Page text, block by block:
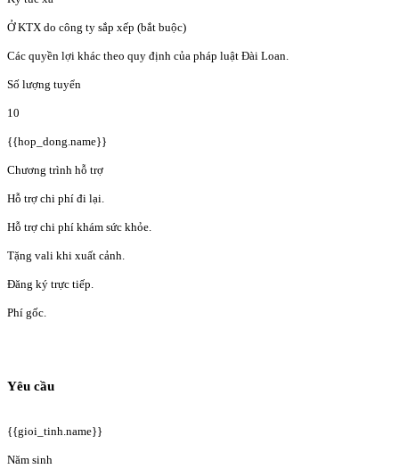
Ở KTX do công ty sắp xếp (bắt buộc)
Các quyền lợi khác theo quy định của pháp luật Đài Loan.
Số lượng tuyển
10
{{hop_dong.name}}
Chương trình hỗ trợ
Hỗ trợ chi phí đi lại.
Hỗ trợ chi phí khám sức khỏe.
Tặng vali khi xuất cảnh.
Đăng ký trực tiếp.
Phí gốc.
Yêu cầu
{{gioi_tinh.name}}
Năm sinh